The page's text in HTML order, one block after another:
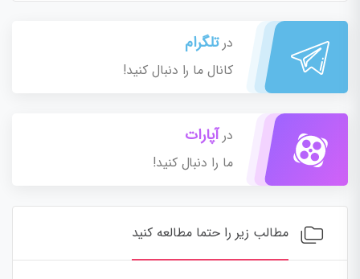
درتلگرام
کانال ما را دنبال کنید!
درآپارات
ما را دنبال کنید!
مطالب زیر را حتما مطالعه کنید